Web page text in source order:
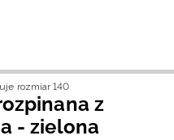
rozmiar 140
z
- zielona